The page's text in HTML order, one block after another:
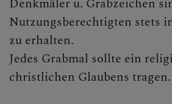
Nutzungsberechtigten stets
zu erhalten.
Jedes Grabmal sollte ein
christlichen Glaubens tragen.